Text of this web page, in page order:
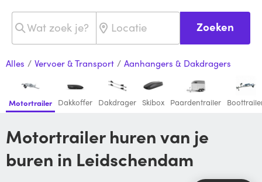
Zoeken
Alles / Vervoer & Transport / Aanhangers & Dakdragers
Motortrailer Dakkoffer Dakdrager Skibox Paardentrailer
Motortrailer huren van je
buren in Leidschendam